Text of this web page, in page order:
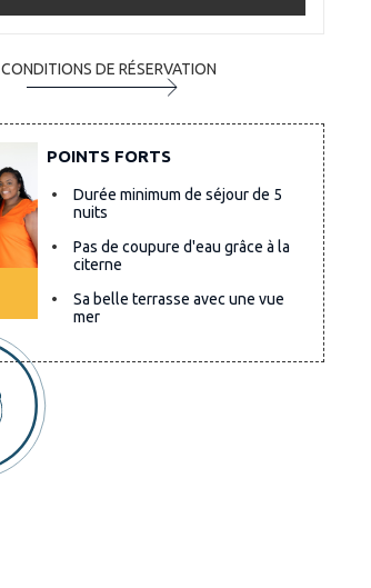
CONDITIONS DE RÉSERVATION
POINTS FORTS
Durée minimum de séjour de 5
nuits
Pas de coupure d'eau grâce à la
citerne
Sa belle terrasse avec une vue
mer